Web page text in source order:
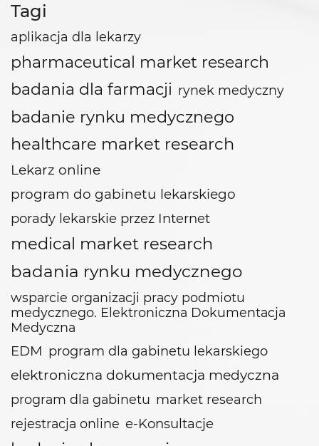
Tagi
aplikacja dla lekarzy
pharmaceutical market research
badania dla farmacji rynek medyczny
badanie rynku medycznego
healthcare market research
Lekarz online
program do gabinetu lekarskiego
porady lekarskie przez Internet
medical market research
badania rynku medycznego
wsparcie organizacji pracy podmiotu
medycznego. Elektroniczna Dokumentacja
Medyczna
EDM program dla gabinetu lekarskiego
elektroniczna dokumentacja medyczna
program dla gabinetu market research
rejestracja online e-Konsultacje